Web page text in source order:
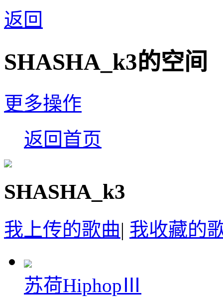
返回
SHASHA_k3的空间
更多操作
返回首页
SHASHA_k3
我上传的歌曲| 我收藏的
苏荷HiphopⅢ